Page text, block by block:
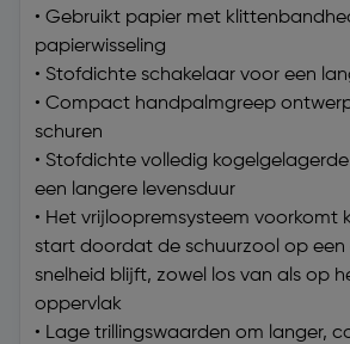
• Gebruikt papier met
papierwisseling
• Stofdichte schakelaar voor een
• Compact handpalmgreep
schuren
• Stofdichte volledig
een langere levensduur
• Het vrijloopremsysteem voorkomt
start doordat de schuurzool op
snelheid blijft, zowel los van als op
oppervlak
• Lage trillingswaarden om langer,